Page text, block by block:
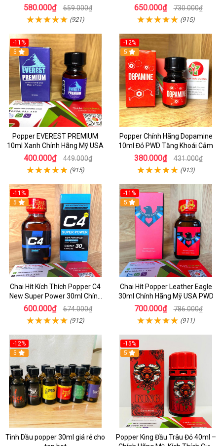
580.000₫ 659.000₫
(921)
Kích Thích Mạnh, Tăng Hưng
Phấn
650.000₫ 730.000₫
(915)
-11%
5
Popper EVEREST PREMIUM
10ml Xanh Chính Hãng Mỹ USA
400.000₫ 449.000₫
(915)
-12%
5
Popper Chính Hãng Dopamine
10ml Đỏ PWD Tăng Khoái Cảm
380.000₫ 431.000₫
(913)
-11%
5
Chai Hít Kích Thích Popper C4
New Super Power 30ml Chính
Hãng Mỹ USA
600.000₫ 674.000₫
(912)
-11%
5
Chai Hít Popper Leather Eagle
30ml Chính Hãng Mỹ USA PWD
700.000₫ 786.000₫
(911)
-12%
5
Tinh Dầu popper 30ml giá rẻ cho
-15%
5
Popper King Đầu Trâu Đỏ 40ml –